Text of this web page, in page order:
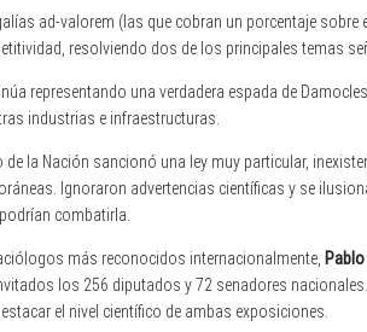
ad-valorem (las que cobran un porcentaje
resolviendo dos de los principales temas
representando una verdadera espada de
industrias e infraestructuras.
de la Nación sancionó una ley muy particular,
Ignoraron advertencias científicas y se
combatirla.
más reconocidos internacionalmente,
los 256 diputados y 72 senadores
el nivel científico de ambas exposiciones.